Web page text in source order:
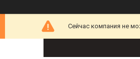
Сейчас компания не